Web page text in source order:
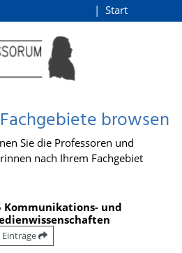
Start
browsen
Sie die Professoren und
nach Ihrem Fachgebiet
Kommunikations- und
Einträge